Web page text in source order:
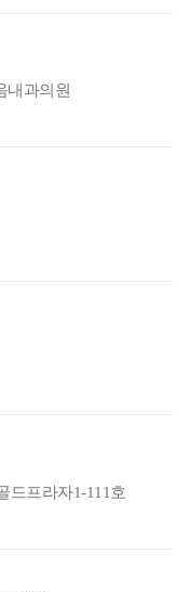
내과의원
드프라자1-111호